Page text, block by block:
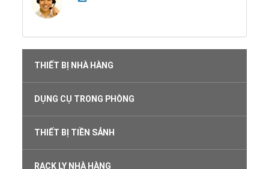
THIẾT BỊ NHÀ HÀNG
DỤNG CỤ TRONG PHÒNG
THIẾT BỊ TIỀN SẢNH
RACK LY NHÀ HÀNG